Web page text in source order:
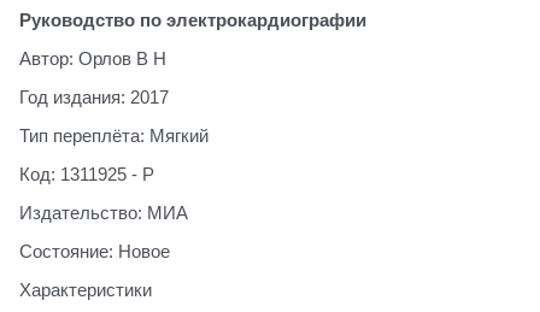
Руководство по электрокардиографии
Автор: Орлов В Н
Год издания: 2017
Тип переплёта: Мягкий
Код: 1311925 - Р
Издательство: МИА
Состояние: Новое
Характеристики